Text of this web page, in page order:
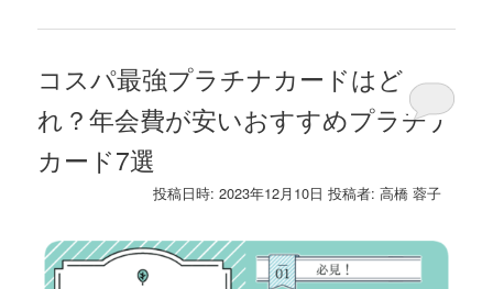
コスパ最強プラチナカードはど
れ？年会費が安いおすすめプラチナ
カード7選
投稿日時:2023年12月10日 投稿者:高橋 蓉子